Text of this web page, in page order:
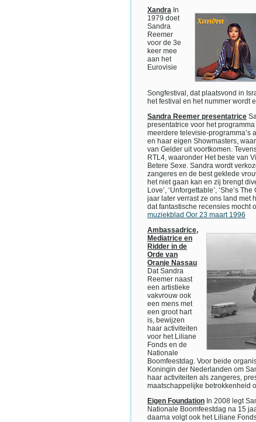
Xandra In
1979 doet
Sandra
Reemer
voor de 3e
keer mee
aan het
Eurovisie
Songfestival, dat plaatsvond in
het festival en het nummer wordt
Sandra Reemer presentatrice
presentatrice voor het
meerdere televisie-programma’s
en haar eigen Showmasters,
van Gelder uit voortkomen.
RTL4, waaronder Het beste van
Betere Sexe. Sandra wordt
zangeres en de best geklede
het niet gaan kan en zij brengt
Love’, ‘Unforgettable’, ‘She’s
jaar later verrast ze ons land met
dat fantastische recensies mocht
muziekblad Oor 23 maart 1996
Ambassadrice,
Mediatrice en
Ridder in de
Orde van
Oranje Nassau
Dat Sandra
Reemer naast
een artistieke
vakvrouw ook
een mens met
een groot hart
is, bewijzen
haar activiteiten
voor het Liliane
Fonds en de
Nationale
Boomfeestdag. Voor beide
Koningin der Nederlanden om
haar activiteiten als zangeres,
maatschappelijke betrokkenheid
Eigen Foundation In 2008 legt
Nationale Boomfeestdag na 15
daarna volgt ook het Liliane